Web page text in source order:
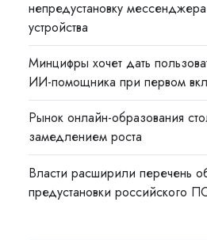
непредустановку
устройства
Минцифры хочет дать
ИИ-помощника при первом
Рынок онлайн-образования
замедлением роста
Власти расширили перечень
предустановки российского